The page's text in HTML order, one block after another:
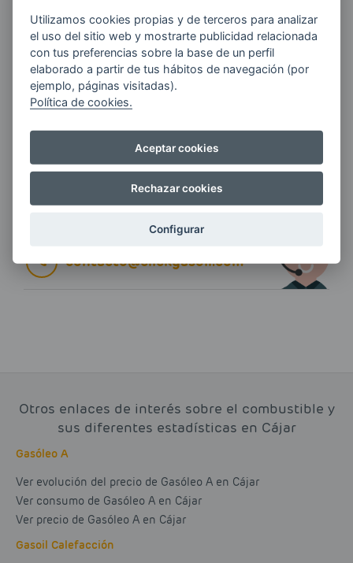
E-MAIL
Quiero recibir las últimas novedades de AVIA
ENERGIAS por cualquier medio, incluido
Si tienes alguna duda durante el
pedido escríbenos a:
contacto@clickgasoil.com
Otros enlaces de interés sobre el combustible y
sus diferentes estadísticas en Cájar
Gasóleo A
Ver evolución del precio de Gasóleo A en Cájar
Ver consumo de Gasóleo A en Cájar
Ver precio de Gasóleo A en Cájar
Gasoil Calefacción
Utilizamos cookies propias y de terceros para analizar
el uso del sitio web y mostrarte publicidad relacionada
con tus preferencias sobre la base de un perfil
elaborado a partir de tus hábitos de navegación (por
ejemplo, páginas visitadas).
Política de cookies.
Aceptar cookies
Rechazar cookies
Configurar